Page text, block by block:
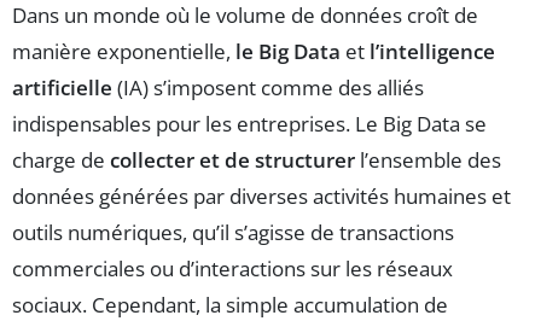
Dans un monde où le volume de données croît de
manière exponentielle, le Big Data et l’intelligence
artificielle (IA) s’imposent comme des alliés
indispensables pour les entreprises. Le Big Data se
charge de collecter et de structurer l’ensemble des
données générées par diverses activités humaines et
outils numériques, qu’il s’agisse de transactions
commerciales ou d’interactions sur les réseaux
sociaux. Cependant, la simple accumulation de